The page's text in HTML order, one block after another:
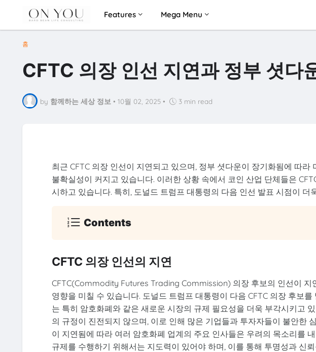
Features Mega Menu
홈
CFTC 의장 인선 지연과 정부 셧다
by 함께하는 세상 정보 • 10월 02, 2025 • 3 min read
최근 CFTC 의장 인선이 지연되고 있으며, 정부 셧다운이 장기화됨에 따
불확실성이 커지고 있습니다. 이러한 상황 속에서 코인 산업 단체들은
시하고 있습니다. 특히, 도널드 트럼프 대통령의 다음 인선 발표 시점이 더
Contents
CFTC 의장 인선의 지연
CFTC(Commodity Futures Trading Commission) 의장 후보의 인선이 지
영향을 미칠 수 있습니다. 도널드 트럼프 대통령이 다음 CFTC 의장 후보
는 특히 암호화폐와 같은 새로운 시장의 규제 필요성을 더욱 부각시키고
의 규정이 진전되지 않으며, 이로 인해 많은 기업들과 투자자들이 불안한
이 지연됨에 따라 여러 암호화폐 업계의 주요 인사들은 우려의 목소리를
규제를 수행하기 위해서는 지도력이 있어야 하며, 이를 통해 투명성과 신